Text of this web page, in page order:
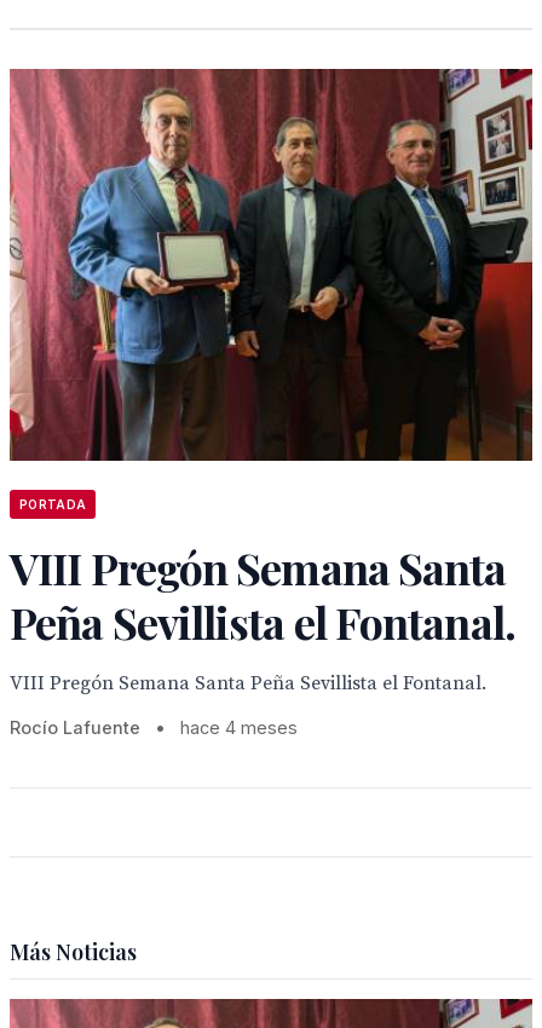
PORTADA
VIII Pregón Semana Santa
Peña Sevillista el Fontanal.
VIII Pregón Semana Santa Peña Sevillista el Fontanal.
Rocío Lafuente • hace 4 meses
Más Noticias